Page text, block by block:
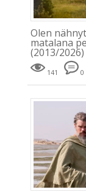
Olen
matalana
(2013/2026)
141 0